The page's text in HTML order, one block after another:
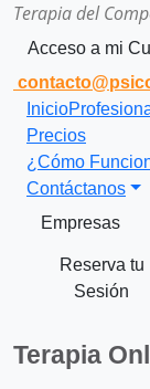
Terapia del
Acceso a mi
Inicio
Precios
¿Cómo
Contáctanos
Empresas
Reserva tu
Sesión
Terapia